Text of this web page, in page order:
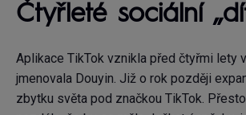
Čtyřleté sociální
Aplikace TikTok vznikla před čtyřmi lety
jmenovala Douyin. Již o rok později
zbytku světa pod značkou TikTok.